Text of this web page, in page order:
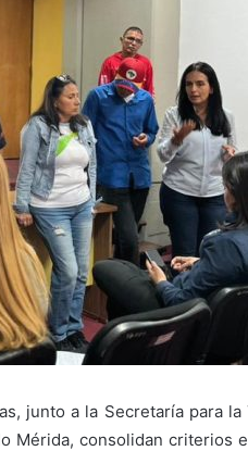
junto a la Secretaría para
Mérida, consolidan criterios